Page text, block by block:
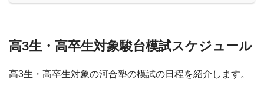
高3生・高卒生対象駿台模試スケジュール
高3生・高卒生対象の河合塾の模試の日程を紹介します。